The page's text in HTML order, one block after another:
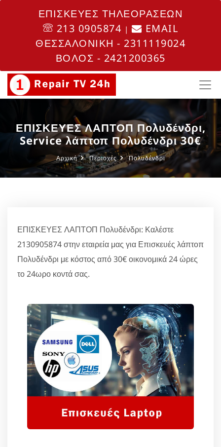
ΕΠΙΣΚΕΥΕΣ ΤΗΛΕΟΡΑΣΕΩΝ
213 0905874 |
EMAIL
ΘΕΣΣΑΛΟΝΙΚΗ - 2311119024
ΒΟΛΟΣ - 2421200365
ΕΠΙΣΚΕΥΕΣ ΛΑΠΤΟΠ Πολυδένδρι,
Service λάπτοπ Πολυδένδρι 30€
Αρχική Περιοχές Πολυδένδρι
ΕΠΙΣΚΕΥΕΣ ΛΑΠΤΟΠ Πολυδένδρι: Καλέστε
2130905874 στην εταιρεία μας για Επισκευές λάπτοπ
Πολυδένδρι με κόστος από 30€ οικονομικά 24 ώρες
το 24ωρο κοντά σας.